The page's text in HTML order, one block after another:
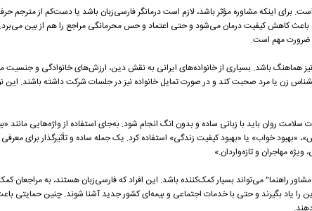
برای اینکه مشاوره مؤثر باشد، لازم است درمانگر فارسی‌زبان باشد یا دست‌کم از مترجم
باعث کاهش کیفیت درمان می‌شود و حتی اعتماد و حس محرمانگی مراجع را هم از بین
ضرورت مهم است.
هماهنگ باشد. بسیاری از خانواده‌های ایرانی به نقش دین، ارزش‌های خانوادگی و جنسیت
زن یا مرد صحبت کند و در صورت تمایل خانواده نیز در جلسات شرکت داشته باشند. این
سلامت روان باید با زبانی ساده و بدون انگ انجام شود. به‌جای استفاده از واژه‌هایی مانند
خواب» یا «بهبود کیفیت زندگی» استفاده کرد. یک جمله ساده و تأثیرگذار برای
مهاجران و تازه‌واردان.»
راهنما" می‌تواند بسیار کمک‌کننده باشد. این افراد که فارسی‌زبان هستند، به مراجعان
را یاد بگیرند و حتی با خدمات اجتماعی و بیمه‌ای کشور جدید آشنا شوند. چنین حمایتی